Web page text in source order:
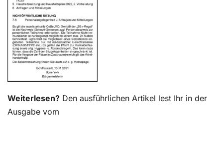
Weiterlesen? Den ausführlichen Artikel lest Ihr in der
Ausgabe vom